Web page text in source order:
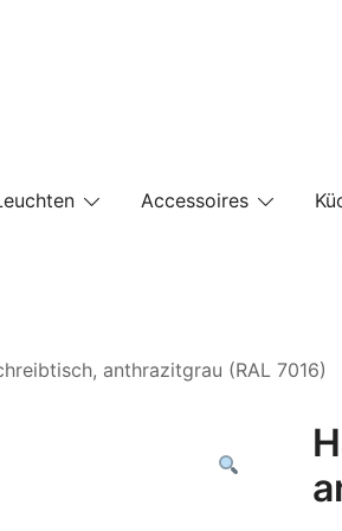
Accessoires
anthrazitgrau (RAL 7016)